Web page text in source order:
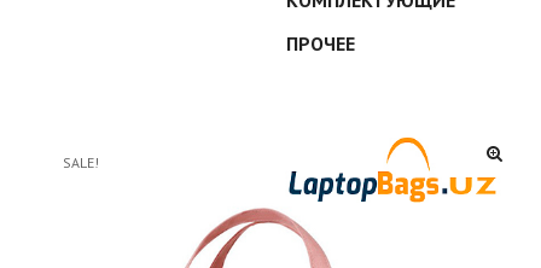
ПРОЧЕЕ
SALE!